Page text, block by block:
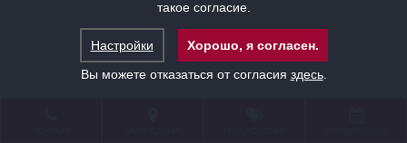
такое согласие.
Настройки
Хорошо, я согласен.
Вы можете отказаться от согласия здесь.